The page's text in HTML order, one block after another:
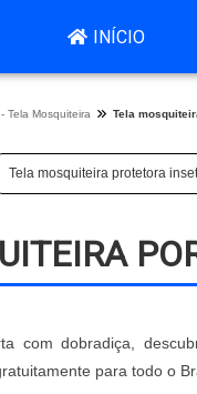
INÍCIO
Tela Mosquiteira Tela
Tela mosquiteira protetora
com dobradiça,
para todo o